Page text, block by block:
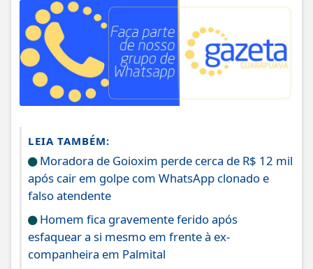
LEIA TAMBÉM:
Moradora de Goioxim perde cerca de R$ 12 mil
após cair em golpe com WhatsApp clonado e
falso atendente
Homem fica gravemente ferido após
esfaquear a si mesmo em frente à ex-
companheira em Palmital